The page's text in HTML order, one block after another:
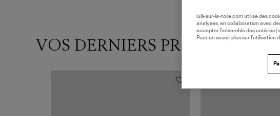
VOS DERNIERS PRODUITS
lulli-sur-la-toile.com utilise des
analyses, en collaboration avec
accepter l’ensemble des cookies
Pour en savoir plus sur l’utilisation